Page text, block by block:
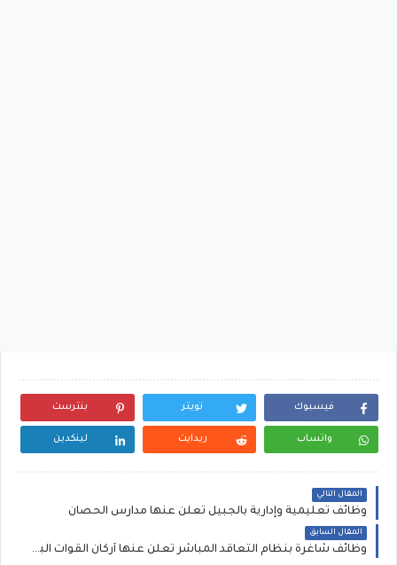
فيسبوك تويتر بنترست
واتساب ريدايت لينكدين
المقال التالي
وظائف تعليمية وإدارية بالجبيل تعلن عنها مدارس الحصان
المقال السابق
وظائف شاغرة بنظام التعاقد المباشر تعلن عنها أركان القوات البرية